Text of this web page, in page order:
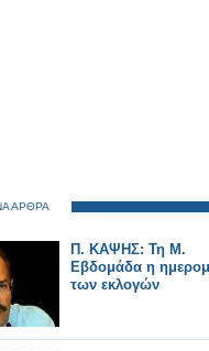
ΑΡΘΡΑ
Π. ΚΑΨΗΣ: Τη Μ.
Εβδομάδα η
των εκλογών